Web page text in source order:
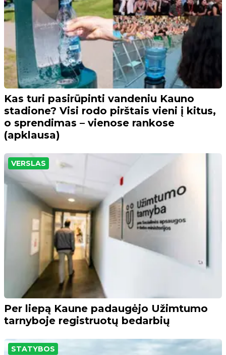
Kas turi pasirūpinti vandeniu Kauno
stadione? Visi rodo pirštais vieni į kitus,
o sprendimas – vienose rankose
(apklausa)
VERSLAS
Per liepą Kaune padaugėjo Užimtumo
tarnyboje registruotų bedarbių
STATYBOS